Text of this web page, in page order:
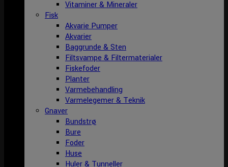
Vitaminer & Mineraler
Fisk
Akvarie Pumper
Akvarier
Baggrunde & Sten
Filtsvampe & Filtermaterialer
Fiskefoder
Planter
Varmebehandling
Varmelegemer & Teknik
Gnaver
Bundstrø
Bure
Foder
Huse
Huler & Tunneller